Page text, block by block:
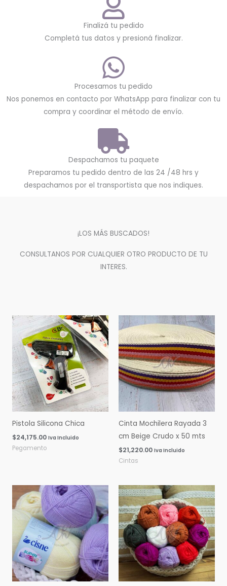
Finalizá tu pedido
Completá tus datos y presioná finalizar.
Procesamos tu pedido
Nos ponemos en contacto por WhatsApp para finalizar con tu
compra y coordinar el método de envío.
Despachamos tu paquete
Preparamos tu pedido dentro de las 24 /48 hrs y
despachamos por el transportista que nos indiques.
¡LOS MÁS BUSCADOS!
CONSULTANOS POR CUALQUIER OTRO PRODUCTO DE TU
INTERES.
Pistola Silicona Chica
$24,175.00 Iva Incluido
Pegamento
Cinta Mochilera Rayada 3
cm Beige Crudo x 50 mts
$21,220.00 Iva Incluido
Cintas
Rango
de
precios:
desde
$0.00
hasta
$16,060.00
Rango
de
precios:
desde
$0.00
hasta
$14,600.00